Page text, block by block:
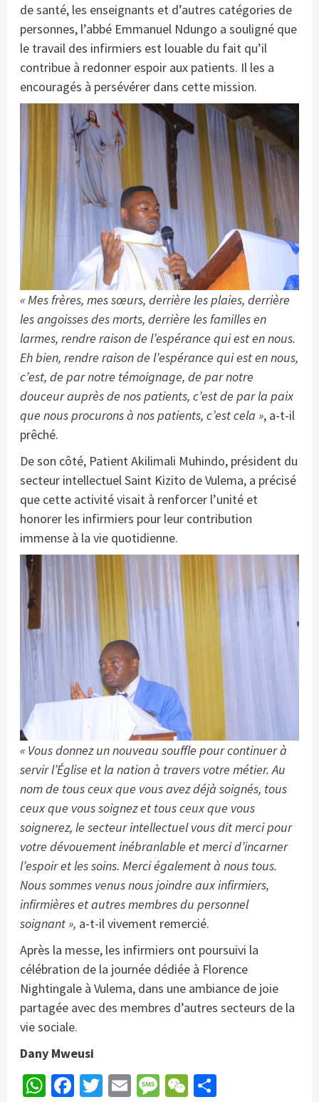
de santé, les enseignants et d’autres catégories de
personnes, l’abbé Emmanuel Ndungo a souligné que
le travail des infirmiers est louable du fait qu’il
contribue à redonner espoir aux patients. Il les a
encouragés à persévérer dans cette mission.
« Mes frères, mes sœurs, derrière les plaies, derrière
les angoisses des morts, derrière les familles en
larmes, rendre raison de l’espérance qui est en nous.
Eh bien, rendre raison de l’espérance qui est en nous,
c’est, de par notre témoignage, de par notre
douceur auprès de nos patients, c’est de par la paix
que nous procurons à nos patients, c’est cela », a-t-il
prêché.
De son côté, Patient Akilimali Muhindo, président du
secteur intellectuel Saint Kizito de Vulema, a précisé
que cette activité visait à renforcer l’unité et
honorer les infirmiers pour leur contribution
immense à la vie quotidienne.
« Vous donnez un nouveau souffle pour continuer à
servir l’Église et la nation à travers votre métier. Au
nom de tous ceux que vous avez déjà soignés, tous
ceux que vous soignez et tous ceux que vous
soignerez, le secteur intellectuel vous dit merci pour
votre dévouement inébranlable et merci d’incarner
l’espoir et les soins. Merci également à nous tous.
Nous sommes venus nous joindre aux infirmiers,
infirmières et autres membres du personnel
soignant », a-t-il vivement remercié.
Après la messe, les infirmiers ont poursuivi la
célébration de la journée dédiée à Florence
Nightingale à Vulema, dans une ambiance de joie
partagée avec des membres d’autres secteurs de la
vie sociale.
Dany Mweusi
WhatsApp
Facebook
Twitter
EmailMessage
WeChat